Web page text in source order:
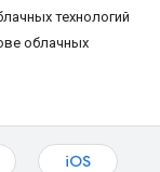
технологий
облачных
iOS